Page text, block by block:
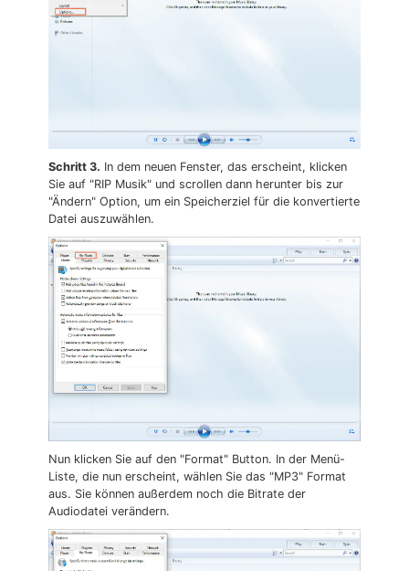
Schritt 3. In dem neuen Fenster, das erscheint, klicken
Sie auf "RIP Musik" und scrollen dann herunter bis zur
"Ändern" Option, um ein Speicherziel für die konvertierte
Datei auszuwählen.
Nun klicken Sie auf den "Format" Button. In der Menü-
Liste, die nun erscheint, wählen Sie das "MP3" Format
aus. Sie können außerdem noch die Bitrate der
Audiodatei verändern.